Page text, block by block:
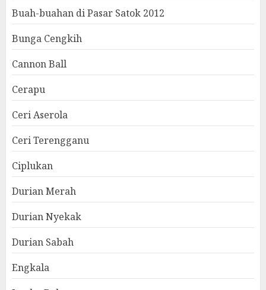
Buah-buahan di Pasar Satok 2012
Bunga Cengkih
Cannon Ball
Cerapu
Ceri Aserola
Ceri Terengganu
Ciplukan
Durian Merah
Durian Nyekak
Durian Sabah
Engkala